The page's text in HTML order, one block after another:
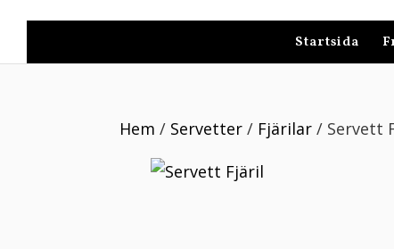
Startsida
Hem / Servetter / Fjärilar / Servett